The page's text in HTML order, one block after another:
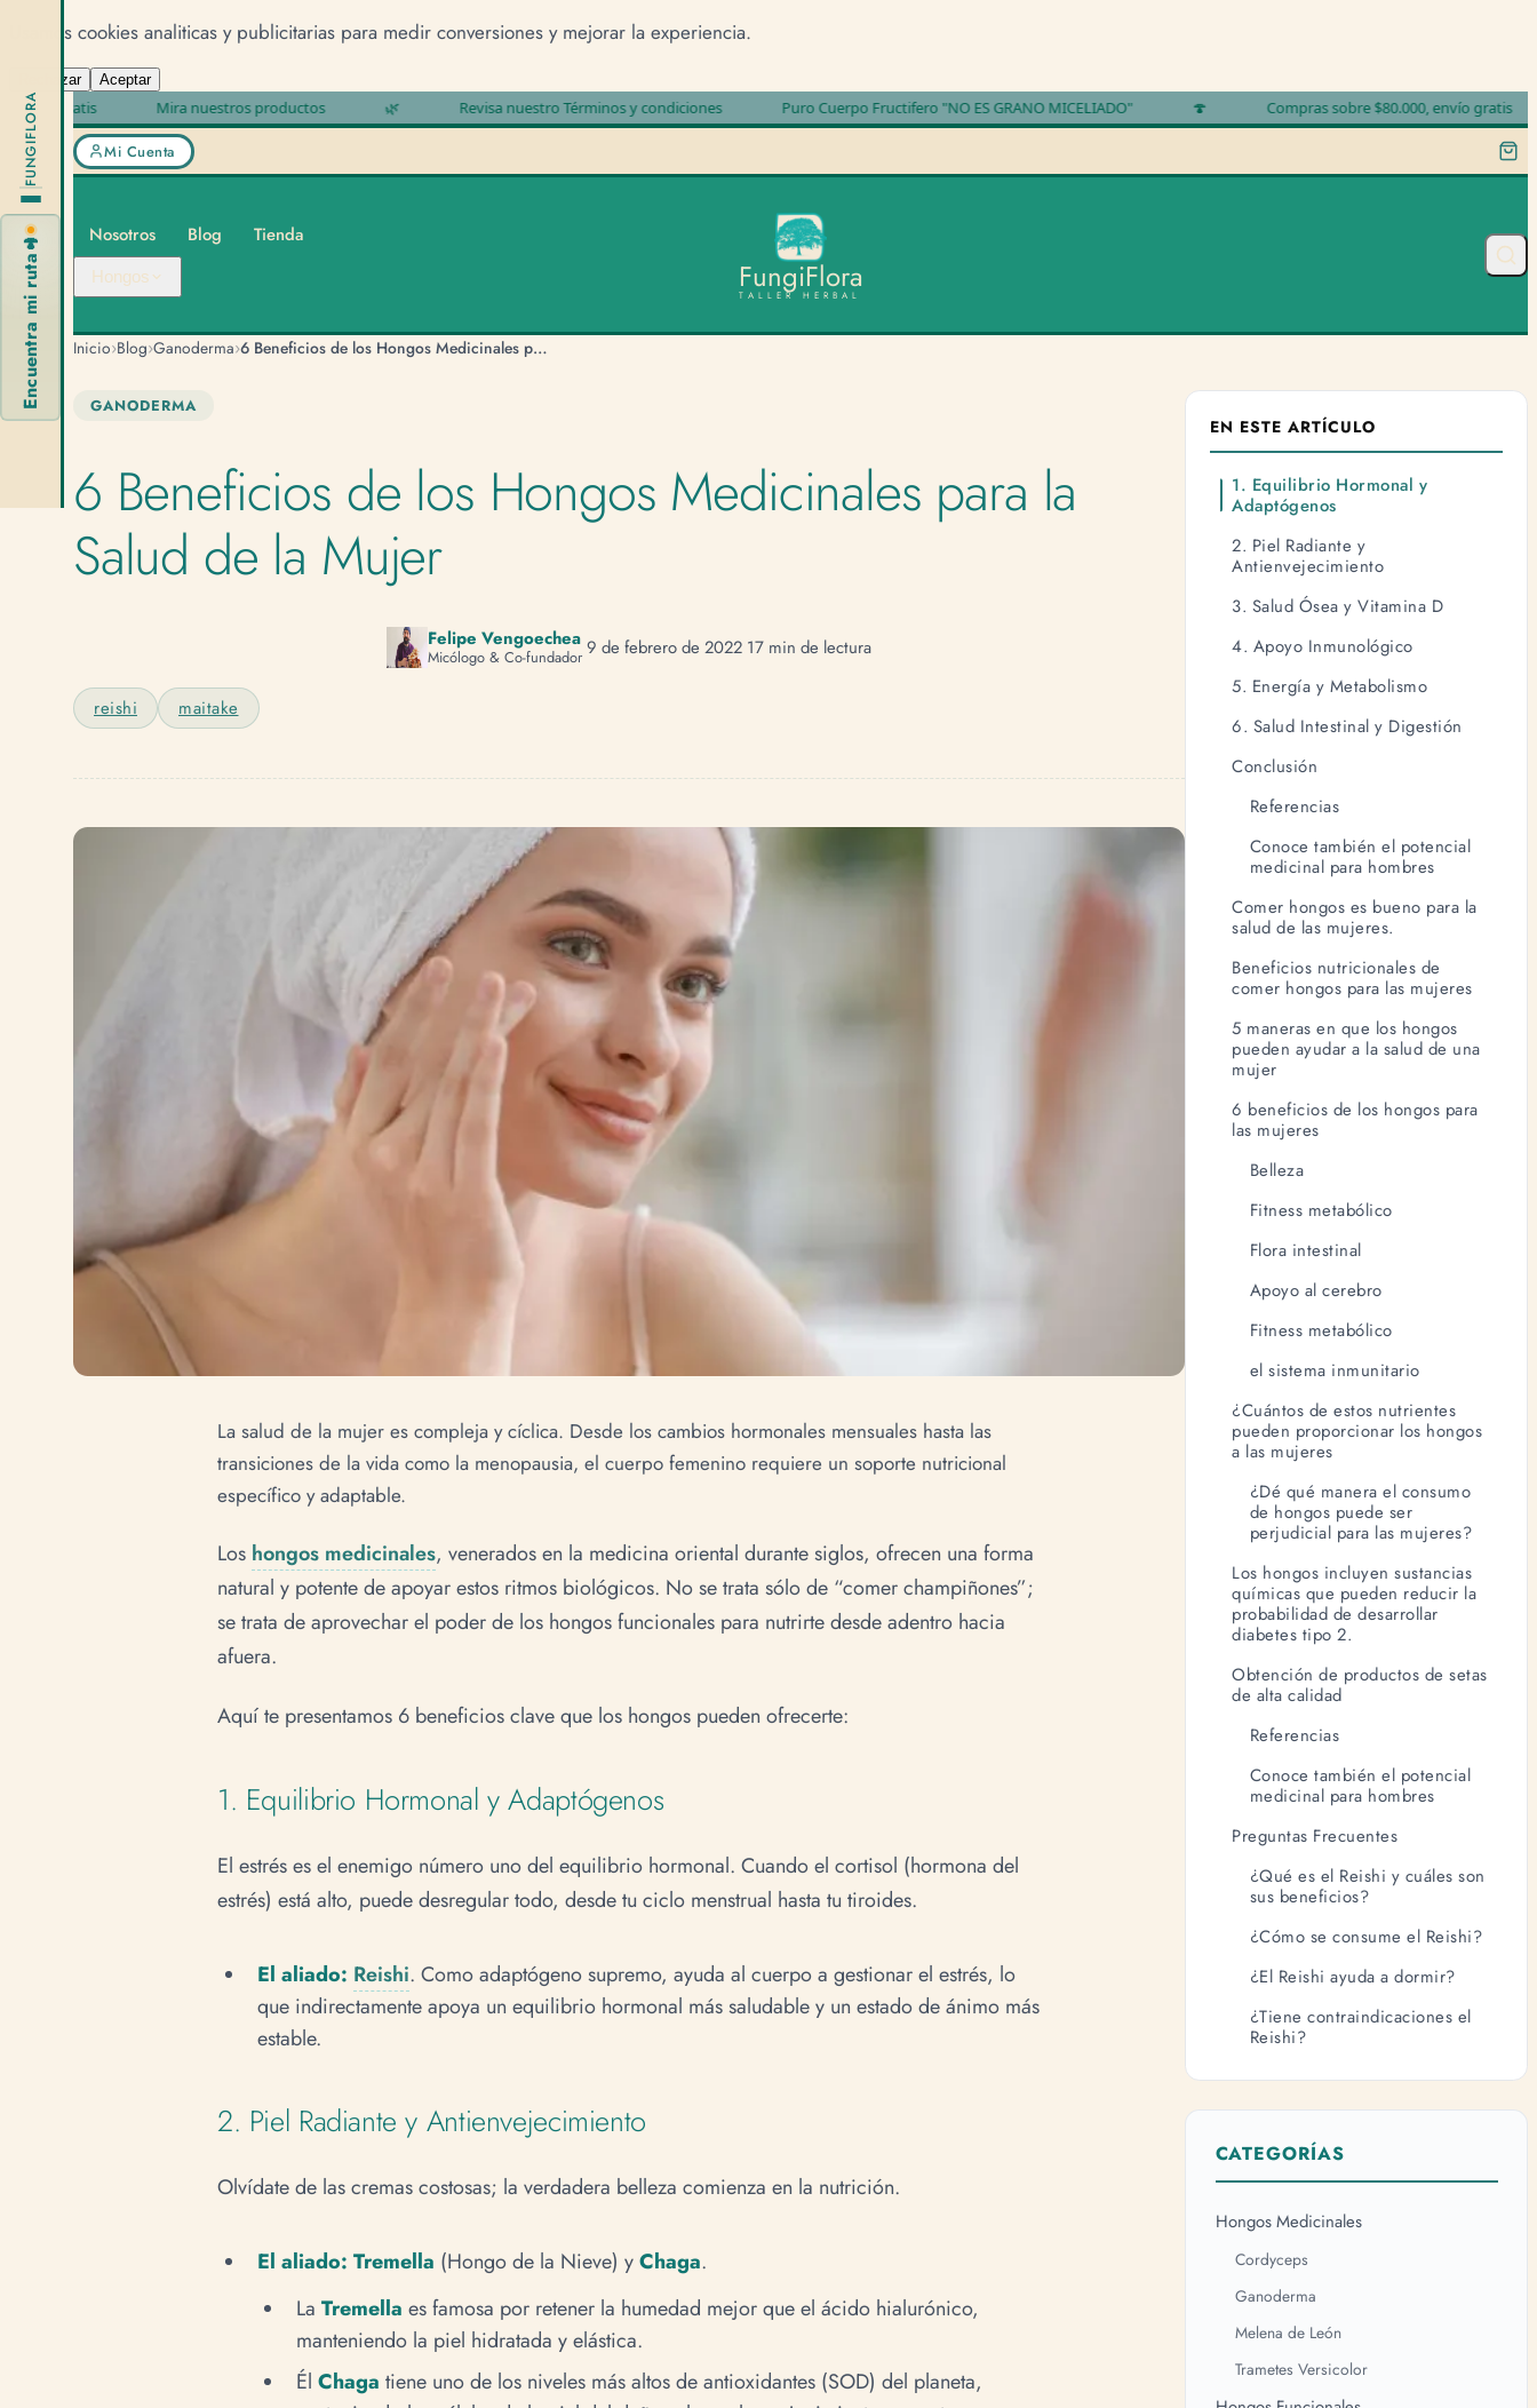
Usamos cookies analiticas y publicitarias para medir conversiones y mejorar la experiencia.
Rechazar Aceptar
FUNGIFLORA
🍄
Encuentra mi ruta
Mira nuestros productos 🌿 Revisa nuestro Términos y condiciones Puro Cuerpo Fructifero "NO ES GRANO MICELIADO" 🍄 Compras sobre $80.000, envío gratis
Mi Cuenta
Nosotros Blog Tienda
Hongos FungiFlora
TALLER HERBAL
Inicio›Blog›Ganoderma› 6 Beneficios de los Hongos Medicinales para la Salud de la Mujer
GANODERMA
6 Beneficios de los Hongos Medicinales para la
Salud de la Mujer
Felipe Vengoechea
Micólogo & Co-fundador 9 de febrero de 2022 17 min de lectura
reishi maitake
La salud de la mujer es compleja y cíclica. Desde los cambios hormonales mensuales hasta las
transiciones de la vida como la menopausia, el cuerpo femenino requiere un soporte nutricional
específico y adaptable.
Los hongos medicinales, venerados en la medicina oriental durante siglos, ofrecen una forma
natural y potente de apoyar estos ritmos biológicos. No se trata sólo de “comer champiñones”;
se trata de aprovechar el poder de los hongos funcionales para nutrirte desde adentro hacia
afuera.
Aquí te presentamos 6 beneficios clave que los hongos pueden ofrecerte:
1. Equilibrio Hormonal y Adaptógenos
El estrés es el enemigo número uno del equilibrio hormonal. Cuando el cortisol (hormona del
estrés) está alto, puede desregular todo, desde tu ciclo menstrual hasta tu tiroides.
El aliado: Reishi. Como adaptógeno supremo, ayuda al cuerpo a gestionar el estrés, lo
que indirectamente apoya un equilibrio hormonal más saludable y un estado de ánimo más
estable.
2. Piel Radiante y Antienvejecimiento
Olvídate de las cremas costosas; la verdadera belleza comienza en la nutrición.
El aliado: Tremella (Hongo de la Nieve) yChaga.
LaTremella es famosa por retener la humedad mejor que el ácido hialurónico,
manteniendo la piel hidratada y elástica.
ÉlChaga tiene uno de los niveles más altos de antioxidantes (SOD) del planeta,
EN ESTE ARTÍCULO
1. Equilibrio Hormonal y
Adaptógenos
2. Piel Radiante y
Antienvejecimiento
3. Salud Ósea y Vitamina D
4. Apoyo Inmunológico
5. Energía y Metabolismo
6. Salud Intestinal y Digestión
Conclusión
Referencias
Conoce también el potencial
medicinal para hombres
Comer hongos es bueno para la
salud de las mujeres.
Beneficios nutricionales de
comer hongos para las mujeres
5 maneras en que los hongos
pueden ayudar a la salud de una
mujer
6 beneficios de los hongos para
las mujeres
Belleza
Fitness metabólico
Flora intestinal
Apoyo al cerebro
Fitness metabólico
el sistema inmunitario
¿Cuántos de estos nutrientes
pueden proporcionar los hongos
a las mujeres
¿Dé qué manera el consumo
de hongos puede ser
perjudicial para las mujeres?
Los hongos incluyen sustancias
químicas que pueden reducir la
probabilidad de desarrollar
diabetes tipo 2.
Obtención de productos de setas
de alta calidad
Referencias
Conoce también el potencial
medicinal para hombres
Preguntas Frecuentes
¿Qué es el Reishi y cuáles son
sus beneficios?
¿Cómo se consume el Reishi?
¿El Reishi ayuda a dormir?
¿Tiene contraindicaciones el
Reishi?
CATEGORÍAS
Hongos Medicinales
Cordyceps
Ganoderma
Melena de León
Trametes Versicolor